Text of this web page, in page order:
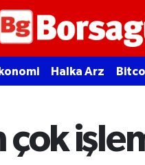
Halka Arz